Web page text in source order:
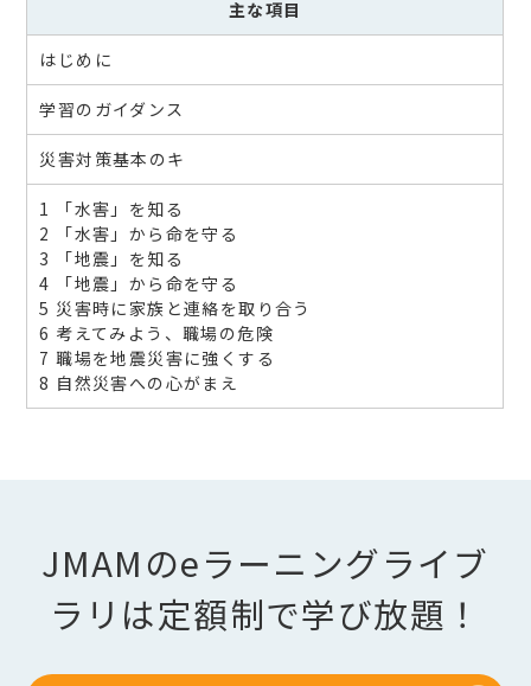
主な項目
はじめに
学習のガイダンス
災害対策基本のキ
1 「水害」を知る
2 「水害」から命を守る
3 「地震」を知る
4 「地震」から命を守る
5 災害時に家族と連絡を取り合う
6 考えてみよう、職場の危険
7 職場を地震災害に強くする
8 自然災害への心がまえ
JMAMのeラーニングライブ
ラリは定額制で学び放題！